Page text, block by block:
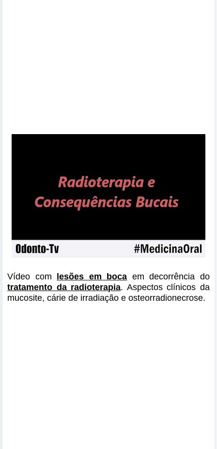
Vídeo com lesões em boca em decorrência do
tratamento da radioterapia. Aspectos clínicos da
mucosite, cárie de irradiação e osteorradionecrose.